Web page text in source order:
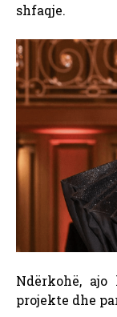
shfaqje.
Ndërkohë,
projekte dhe